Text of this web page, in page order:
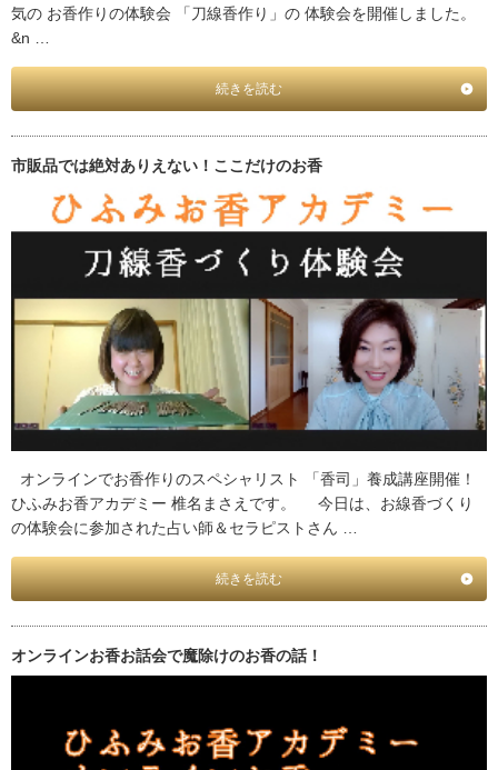
気の お香作りの体験会 「刀線香作り」の 体験会を開催しました。
&n …
続きを読む
市販品では絶対ありえない！ここだけのお香
オンラインでお香作りのスペシャリスト 「香司」養成講座開催！
ひふみお香アカデミー 椎名まさえです。 今日は、お線香づくり
の体験会に参加された占い師＆セラピストさん …
続きを読む
オンラインお香お話会で魔除けのお香の話！